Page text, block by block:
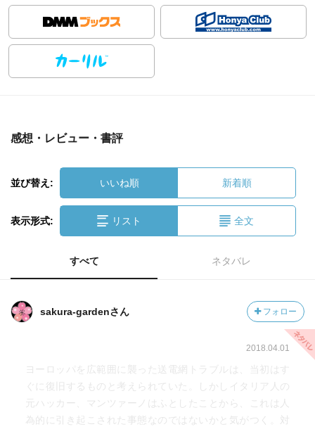
感想・レビュー・書評
並び替え: いいね順 新着順
表示形式: リスト 全文
すべて ネタバレ
sakura-gardenさん フォロー
2018.04.01
ヨーロッパを広範囲に襲った送電網トラブルは、当初はす
ぐに復旧するものと考えられていた。しかしイタリア人の
元ハッカー、マンツァーノはふとしたことから、これは人
為的に引き起こされた事態なのではないかと気がつく。対